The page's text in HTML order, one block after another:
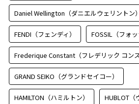
Daniel Wellington（ダニエルウェリントン）
FENDI（フェンディ） FOSSIL（フォッ
Frederique Constant（フレデリック コンス
GRAND SEIKO（グランドセイコー）
HAMILTON（ハミルトン） HUBLOT（